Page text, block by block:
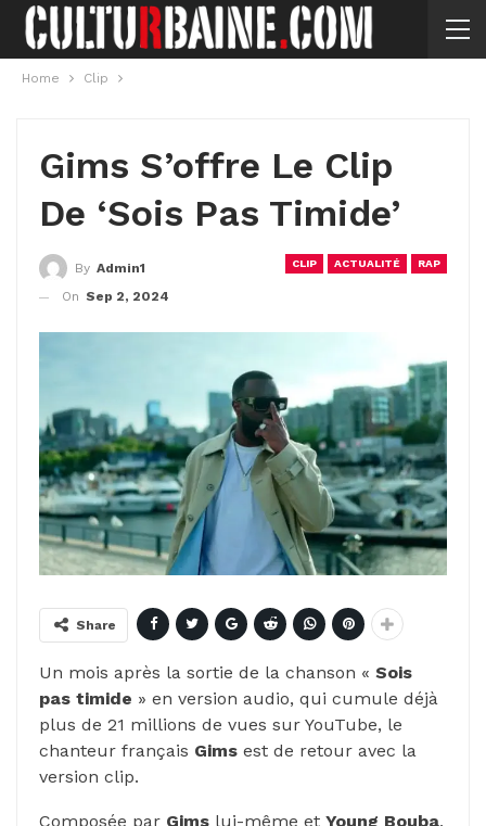
Home Clip
Gims S’offre Le Clip
De ‘Sois Pas Timide’
CLIP ACTUALITÉ RAP
By Admin1
On Sep 2, 2024
Share
Un mois après la sortie de la chanson « Sois
pas timide » en version audio, qui cumule déjà
plus de 21 millions de vues sur YouTube, le
chanteur français Gims est de retour avec la
version clip.
Composée par Gims lui-même et Young Bouba,